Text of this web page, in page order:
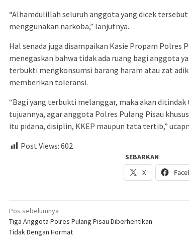
“Alhamdulillah seluruh anggota yang dicek
menggunakan narkoba,” lanjutnya.
Hal senada juga disampaikan Kasie Propam Polres
menegaskan bahwa tidak ada ruang bagi anggota
terbukti mengkonsumsi barang haram atau zat
memberikan toleransi.
“Bagi yang terbukti melanggar, maka akan ditindak
tujuannya, agar anggota Polres Pulang Pisau
itu pidana, disiplin, KKEP maupun tata tertib,”
Post Views: 602
SEBARKAN
X
Navigasi
pos
Pos sebelumnya
Tiga Anggota Polres Pulang Pisau Diberhentikan
Tidak Dengan Hormat